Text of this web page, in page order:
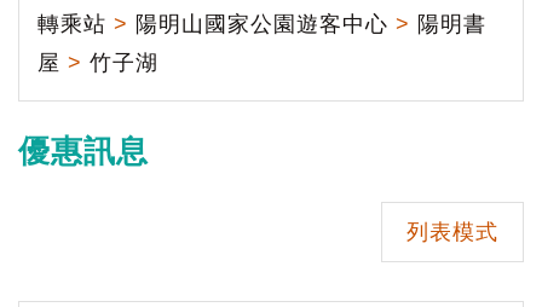
轉乘站 > 陽明山國家公園遊客中心 > 陽明書
屋 > 竹子湖
優惠訊息
列表模式